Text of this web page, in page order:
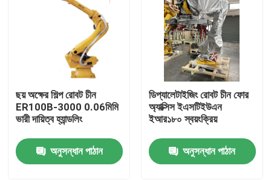
ছয় অক্ষের শিল্প রোবট চীন
ER100B-3000 0.06মিমি
ভারী দায়িত্ব হ্যান্ডলিং
অনুসন্ধান পাঠান
ডিপ্যালেটাইজিং রোবট চীন ফোর
অ্যাক্সিস ইএসটিইউএন
ইআর১৮০ স্বয়ংক্রিয়
অনুসন্ধান পাঠান